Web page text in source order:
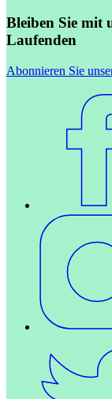
Bleiben Sie mit
Laufenden
Abonnieren Sie